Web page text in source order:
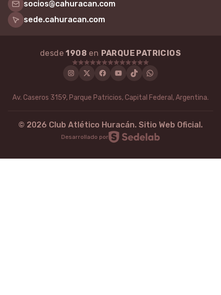
socios@cahuracan.com
sede.cahuracan.com
desde1908 en PARQUE PATRICIOS
Instagram
TwitterFacebook
Youtube
TiktokWhatsApp
Av. Caseros 3159, Parque Patricios, Capital Federal, Argentina.
© 2026 Club Atlético Huracán. Sitio Web Oficial.
Desarrollado por